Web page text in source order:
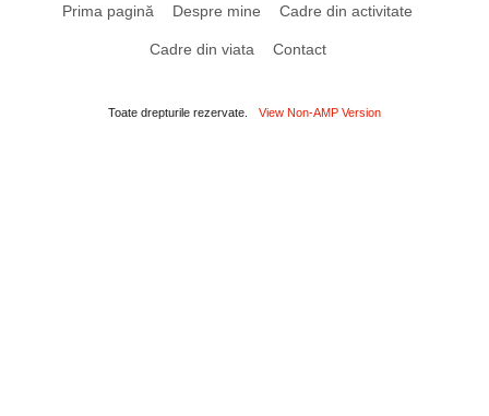
Prima pagină Despre mine Cadre din activitate
Cadre din viata Contact
Toate drepturile rezervate. View Non-AMP Version